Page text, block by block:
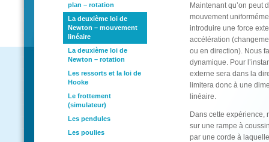
Maintenant qu’on peut
mouvement
introduire une force
accélération
ou en direction). Nous
dynamique. Pour
externe sera dans la
limitera donc à une
linéaire.
Dans cette expérience,
sur une rampe à
par une corde à
plan – rotation
La deuxième loi de
Newton – mouvement
linéaire
La deuxième loi de
Newton – rotation
Les ressorts et la loi de
Hooke
Le frottement
(simulateur)
Les pendules
Les poulies